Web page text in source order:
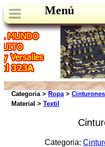
Menú
Categoria > Ropa> Cinturones
Material > Textil
Categoria: